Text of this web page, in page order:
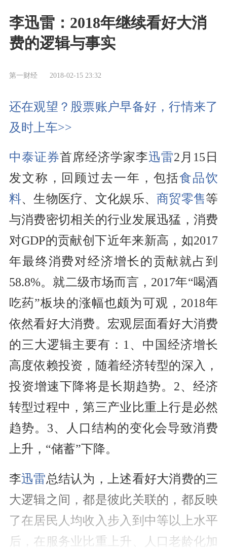
李迅雷：2018年继续看好大消
费的逻辑与事实
第一财经 2018-02-15 23:32
还在观望？股票账户早备好，行情来了
及时上车>>
中泰证券首席经济学家李迅雷2月15日
发文称，回顾过去一年，包括食品饮
料、生物医疗、文化娱乐、商贸零售等
与消费密切相关的行业发展迅猛，消费
对GDP的贡献创下近年来新高，如2017
年最终消费对经济增长的贡献就占到
58.8%。就二级市场而言，2017年“喝酒
吃药”板块的涨幅也颇为可观，2018年
依然看好大消费。宏观层面看好大消费
的三大逻辑主要有：1、中国经济增长
高度依赖投资，随着经济转型的深入，
投资增速下降将是长期趋势。2、经济
转型过程中，第三产业比重上行是必然
趋势。3、人口结构的变化会导致消费
上升，“储蓄”下降。
李迅雷总结认为，上述看好大消费的三
大逻辑之间，都是彼此关联的，都反映
了在居民人均收入步入到中等以上水平
后，在服务业比重上升、人口老龄化加